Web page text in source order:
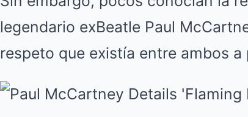
legendario exBeatle Paul
respeto que existía entre ambos